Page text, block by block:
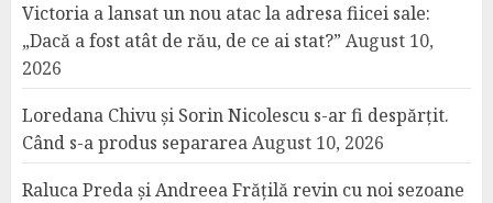
Victoria a lansat un nou atac la adresa fiicei sale:
„Dacă a fost atât de rău, de ce ai stat?” August 10,
2026
Loredana Chivu și Sorin Nicolescu s-ar fi despărțit.
Când s-a produs separareaAugust 10, 2026
Raluca Preda și Andreea Frățilă revin cu noi sezoane